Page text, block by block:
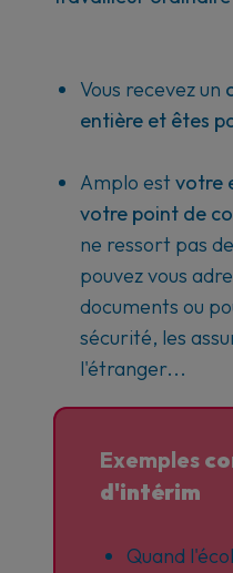
Vous recevez un
entière et êtes
Amplo est votre
votre point de
ne ressort pas
pouvez vous
documents ou
sécurité, les
l'étranger...
Exemples
d'intérim
Quand